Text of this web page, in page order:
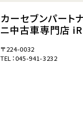
カーセブンパー
ニ中古車専門店
〒224-0032
TEL：045-941-3232